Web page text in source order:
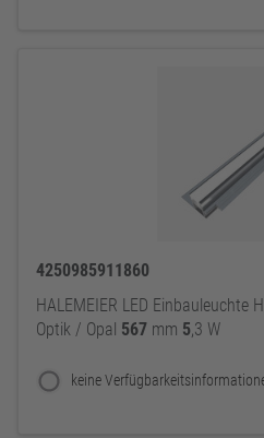
4250985911860
HALEMEIER LED Einbauleuchte
Optik / Opal 567 mm 5,3 W
keine